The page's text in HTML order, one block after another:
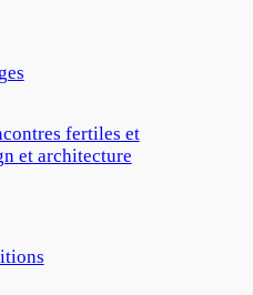
fertiles et
et architecture